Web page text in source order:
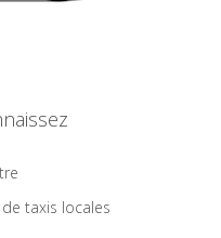
taxis locales